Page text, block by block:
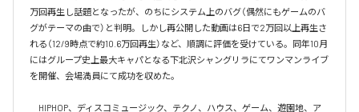
万回再生し話題となったが、のちにシステム上のバグ（偶然にもゲームのバ
グがテーマの曲で）と判明。しかし再公開した動画は6日で2万回以上再生さ
れる（12/9時点で約10.6万回再生）など、順調に評価を受けている。同年10月
にはグループ史上最大キャパとなる下北沢シャングリラにてワンマンライブ
を開催、会場満員にて成功を収めた。
HIPHOP、ディスコミュージック、テクノ、ハウス、ゲーム、遊園地、ア